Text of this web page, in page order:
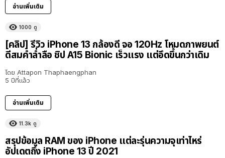
อ่านเพิ่มเติม
1000 ดู
[คลิป] รีวิว iPhone 13 กล้องดี จอ 120Hz โหมดภาพยนต์
ดีสมคำล่ำลือ ชิป A15 Bionic เร็วแรง แต่อึดขึ้นกว่าเดิม
โดย Attapon Thaphaengphan
5 ปีที่แล้ว
อ่านเพิ่มเติม
11.3k ดู
สรุปข้อมูล RAM ของ iPhone แต่ละรุ่นความจุเท่าไหร่
อัปเดตถึง iPhone 13 ปี 2021